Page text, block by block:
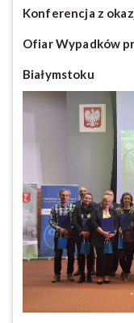
Konferencja z
Ofiar Wypadków
Białymstoku